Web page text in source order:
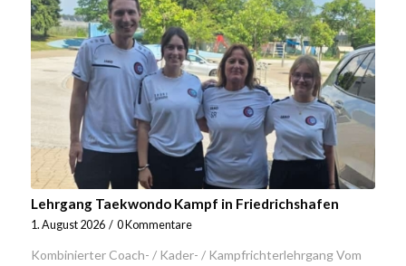
Lehrgang Taekwondo Kampf in Friedrichshafen
1. August 2026 / 0 Kommentare
Kombinierter Coach- / Kader- / Kampfrichterlehrgang Vom